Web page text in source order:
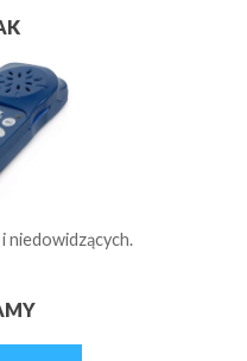
niedowidzących.